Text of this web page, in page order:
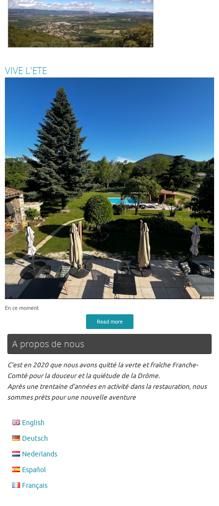
VIVE L'ETE
En ce moment
Read more
A propos de nous
C’est en 2020 que nous avons quitté la verte et fraîche Franche-
Comté pour la douceur et la quiétude de la Drôme.
Après une trentaine d’années en activité dans la restauration, nous
sommes prêts pour une nouvelle aventure
English
Deutsch
Nederlands
Español
Français